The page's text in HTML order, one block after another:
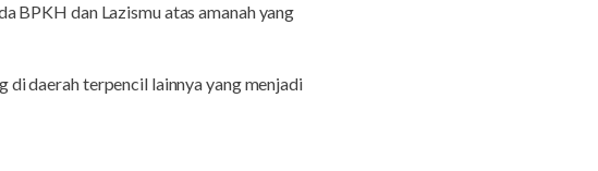
BPKH dan Lazismu atas amanah yang
di daerah terpencil lainnya yang menjadi